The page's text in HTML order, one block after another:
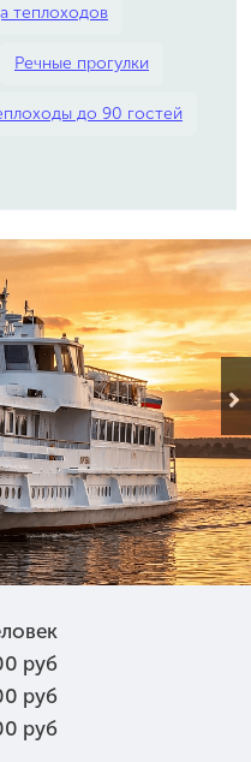
теплоходов
Речные прогулки
до 90 гостей
руб
руб
руб